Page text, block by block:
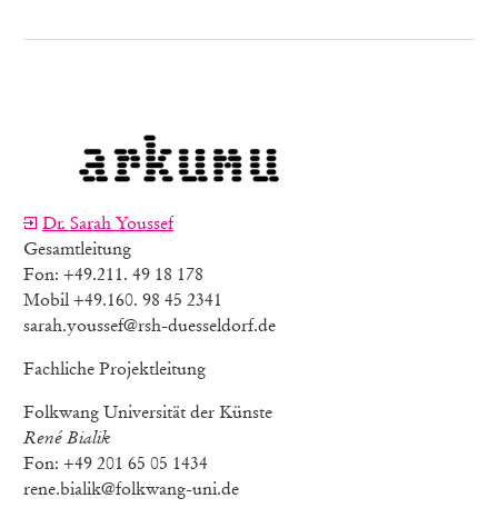
Dr. Sarah Youssef
Gesamtleitung
Fon: +49.211. 49 18 178
Mobil +49.160. 98 45 2341
sarah.youssef@rsh-duesseldorf.de
Fachliche Projektleitung
Folkwang Universität der Künste
René Bialik
Fon: +49 201 65 05 1434
rene.bialik@folkwang-uni.de